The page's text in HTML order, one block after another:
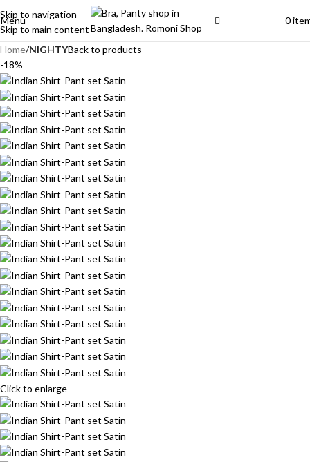
Skip to navigation
Skip to main content
Menu 0
Home NIGHTYBack to products
-18%
Click to enlarge